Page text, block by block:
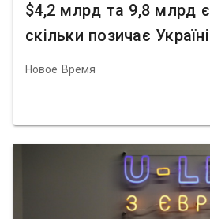
$4,2 млрд та 9,8 млрд
скільки позичає
Новое Время